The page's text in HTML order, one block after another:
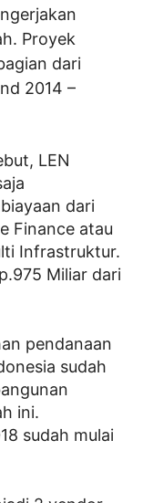
Proyek
dari
2014 –
LEN
dari
Finance atau
Infrastruktur.
Miliar dari
pendanaan
sudah
ini.
sudah mulai